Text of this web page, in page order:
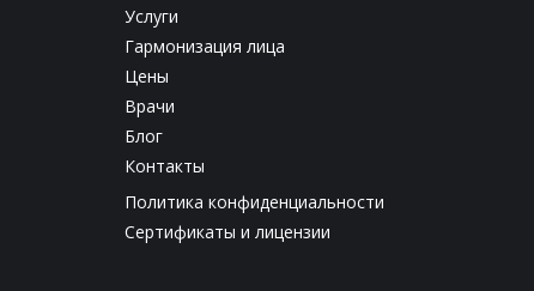
Услуги
Гармонизация лица
Цены
Врачи
Блог
Контакты
Политика конфиденциальности
Сертификаты и лицензии